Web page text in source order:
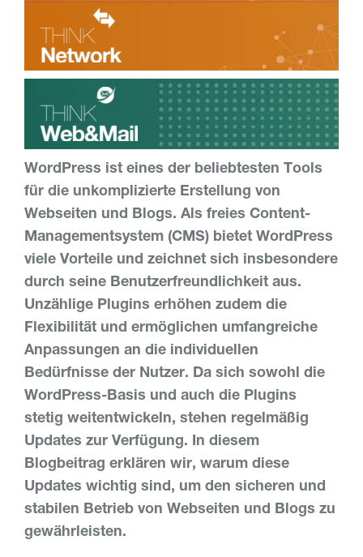
WordPress ist eines der beliebtesten Tools
für die unkomplizierte Erstellung von
Webseiten und Blogs. Als freies Content-
Managementsystem (CMS) bietet WordPress
viele Vorteile und zeichnet sich insbesondere
durch seine Benutzerfreundlichkeit aus.
Unzählige Plugins erhöhen zudem die
Flexibilität und ermöglichen umfangreiche
Anpassungen an die individuellen
Bedürfnisse der Nutzer. Da sich sowohl die
WordPress-Basis und auch die Plugins
stetig weitentwickeln, stehen regelmäßig
Updates zur Verfügung. In diesem
Blogbeitrag erklären wir, warum diese
Updates wichtig sind, um den sicheren und
stabilen Betrieb von Webseiten und Blogs zu
gewährleisten.